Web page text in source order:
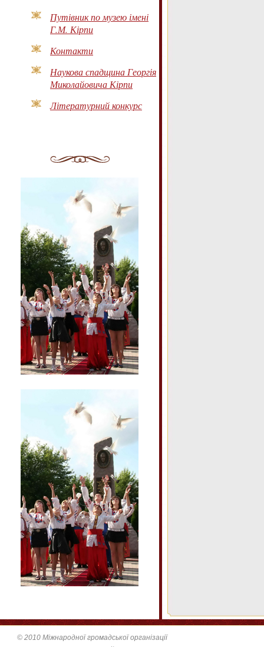
Путівник по музею імені
Г.М. Кірпи
Контакти
Наукова спадщина Георгія
Миколайовича Кірпи
Літературний конкурс
© 2010 Міжнародної громадської організації